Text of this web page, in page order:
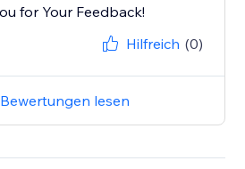
for Your Feedback!
Hilfreich (0)
lesen